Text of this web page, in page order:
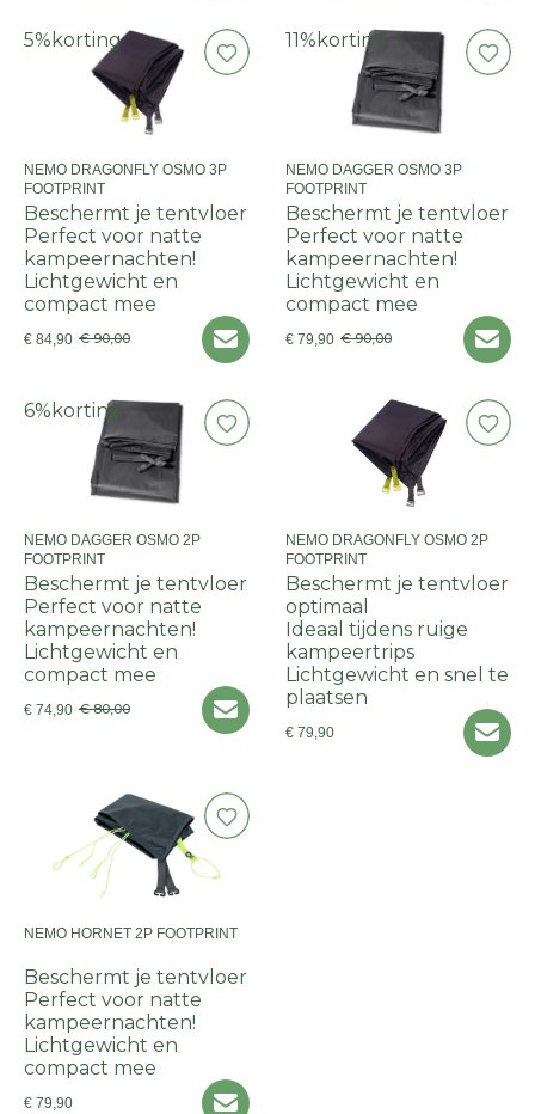
5% korting
NEMO DRAGONFLY OSMO 3P
FOOTPRINT
Beschermt je tentvloer
Perfect voor natte
kampeernachten!
Lichtgewicht en
compact mee
€ 84,90 € 90,00
11% korting
NEMO DAGGER OSMO 3P
FOOTPRINT
Beschermt je tentvloer
Perfect voor natte
kampeernachten!
Lichtgewicht en
compact mee
€ 79,90 € 90,00
6% korting
NEMO DAGGER OSMO 2P
FOOTPRINT
Beschermt je tentvloer
Perfect voor natte
kampeernachten!
Lichtgewicht en
compact mee
€ 74,90 € 80,00
NEMO DRAGONFLY OSMO 2P
FOOTPRINT
Beschermt je tentvloer
optimaal
Ideaal tijdens ruige
kampeertrips
Lichtgewicht en snel te
plaatsen
€ 79,90
NEMO HORNET 2P FOOTPRINT
Beschermt je tentvloer
Perfect voor natte
kampeernachten!
Lichtgewicht en
compact mee
€ 79,90